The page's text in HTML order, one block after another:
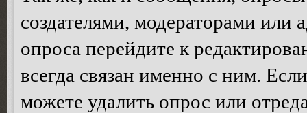
создателями, модераторами или
опроса перейдите к
всегда связан именно с ним.
можете удалить опрос или